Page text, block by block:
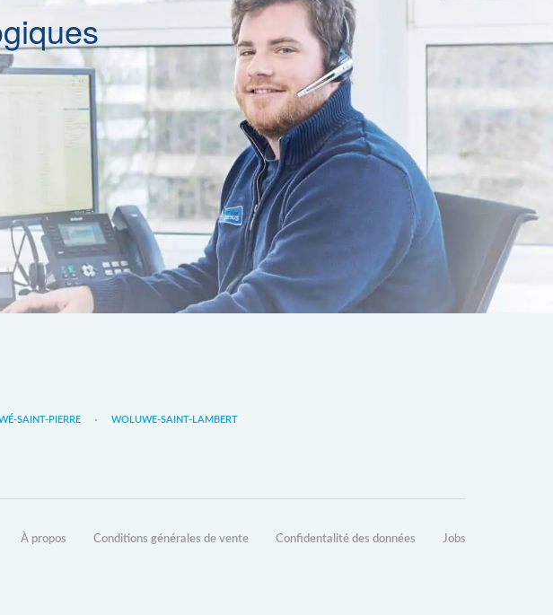
SAINT-PIERRE WOLUWE-SAINT-LAMBERT
À propos Conditions générales de vente Confidentalité des données Jobs